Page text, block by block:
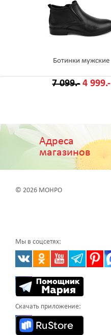
Ботинки мужские
7 099.- 4 999.-
Адреса
магазинов
© 2026 МОНРО
Мы в соцсетях:
Скачать приложение: